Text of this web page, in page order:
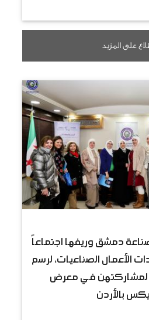
على المزيد
دمشق وريفها اجتماعاً
الصناعيات، لرسم
لمشاركتهن في معرض
بالأردن